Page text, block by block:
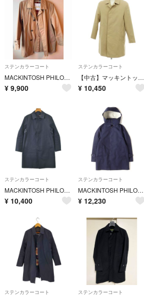
ステンカラーコート
MACKINTOSH PHILOSOPHY ステンカラーコート ベージュ
¥ 9,900
ステンカラーコート
【中古】マッキントッシュフィロソフィー MACKINTOSH PHILOSOPHY TROTTER ポリエステル ステンカラーコート ベージュ【サイズ38】【メンズ】
¥ 10,450
ステンカラーコート
MACKINTOSH PHILOSOPHY ステンカラーコート S 紺 【古着】【中古】【送料無料】
¥ 10,400
ステンカラーコート
MACKINTOSH PHILOSOPHY マッキントッシュ フィロソフィー コート ネイビー 紺 サイズ:36 | フーデッド ウールライナー ゴム引き ステンカラー コート DOVER HOOD | 上着 アウター【メンズ】【中古】
¥ 12,230
ステンカラーコート ステンカラーコート